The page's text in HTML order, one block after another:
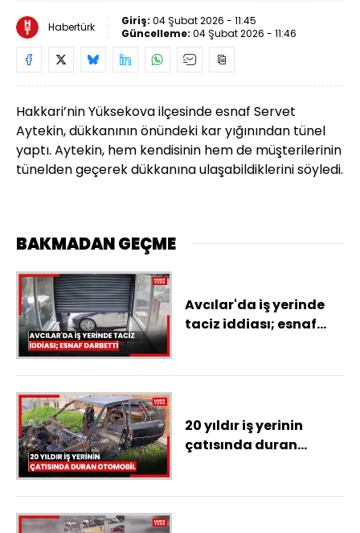
Habertürk Giriş: 04 Şubat 2026 - 11:45
Güncelleme: 04 Şubat 2026 - 11:46
Hakkari’nin Yüksekova ilçesinde esnaf Servet
Aytekin, dükkanının önündeki kar yığınından tünel
yaptı. Aytekin, hem kendisinin hem de müşterilerinin
tünelden geçerek dükkanına ulaşabildiklerini söyledi.
BAKMADAN GEÇME
Avcılar'da iş yerinde
taciz iddiası; esnaf
20 yıldır iş yerinin
çatısında duran
gördü